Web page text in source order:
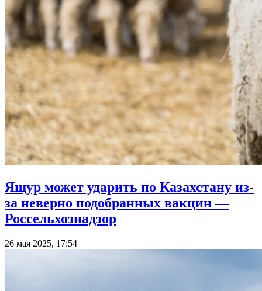
Ящур может ударить по Казахстану из-
за неверно подобранных вакцин —
Россельхознадзор
26 мая 2025, 17:54